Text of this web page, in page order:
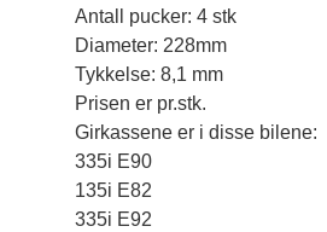
Antall pucker: 4 stk
Diameter: 228mm
Tykkelse: 8,1 mm
Prisen er pr.stk.
Girkassene er i disse bilene:
335i E90
135i E82
335i E92